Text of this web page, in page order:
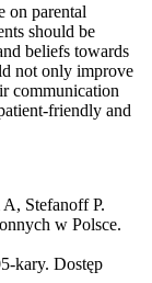
on parental
should be
beliefs towards
not only improve
communication
friendly and
Stefanoff P.
w Polsce.
kary. Dostęp